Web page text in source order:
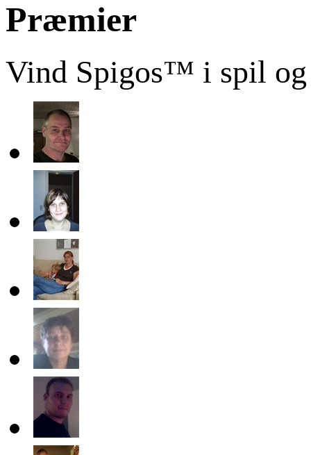
Præmier
Vind Spigos™ i spil og